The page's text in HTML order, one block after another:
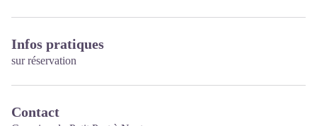
Infos pratiques
sur réservation
Contact